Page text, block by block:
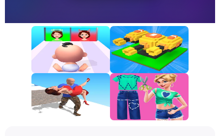
New
Games
All
Games
Classic
Sprunki